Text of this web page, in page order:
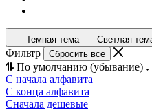
Темная тема Светлая
Фильтр Сбросить все
По умолчанию (убывание)
С начала алфавита
С конца алфавита
Сначала дешевые